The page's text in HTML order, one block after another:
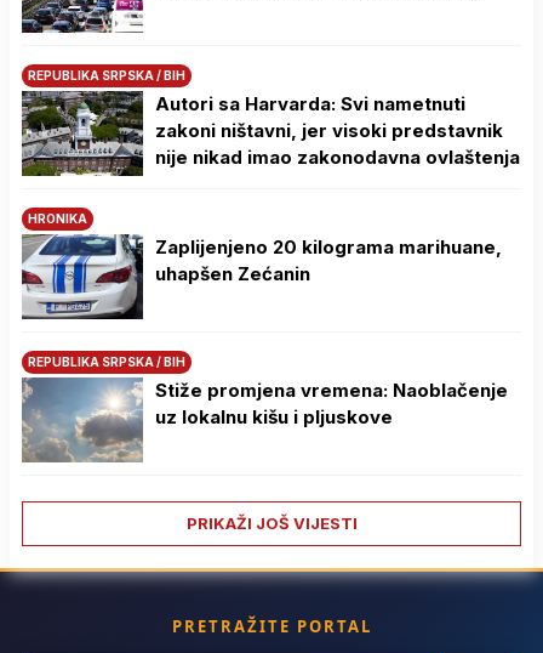
REPUBLIKA SRPSKA / BIH
Autori sa Harvarda: Svi nametnuti
zakoni ništavni, jer visoki predstavnik
nije nikad imao zakonodavna ovlaštenja
HRONIKA
Zaplijenjeno 20 kilograma marihuane,
uhapšen Zećanin
REPUBLIKA SRPSKA / BIH
Stiže promjena vremena: Naoblačenje
uz lokalnu kišu i pljuskove
PRIKAŽI JOŠ VIJESTI
PRETRAŽITE PORTAL